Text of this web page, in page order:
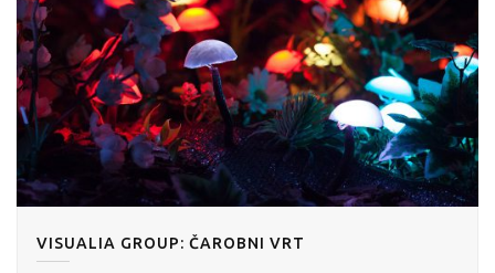
VISUALIA GROUP: ČAROBNI VRT